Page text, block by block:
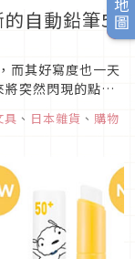
自動鉛筆5
而其好寫度也一天
突然閃現的點子
具 、 日本雜貨 、 購物